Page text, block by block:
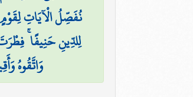
نُفَصِّلُ الْآيَاتِ
لِلدِّينِ حَنِيفًا
وَاتَّقُوهُ